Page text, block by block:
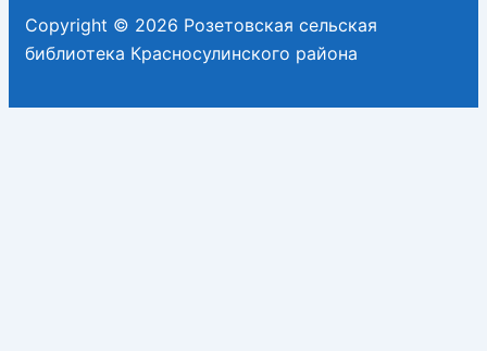
Copyright © 2026 Розетовская сельская
библиотека Красносулинского района